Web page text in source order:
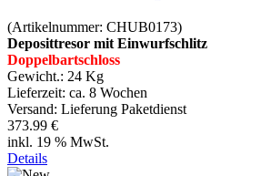
(Artikelnummer: CHUB0173)
Deposittresor mit Einwurfschlitz
Doppelbartschloss
Gewicht.: 24 Kg
Lieferzeit: ca. 8 Wochen
Versand: Lieferung Paketdienst
373.99 €
inkl. 19 % MwSt.
Details